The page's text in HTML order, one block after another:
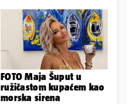
FOTO Maja Šuput u
ružičastom kupaćem kao
morska sirena